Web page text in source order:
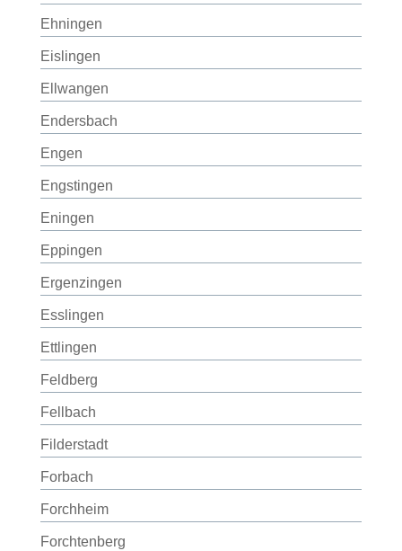
Ehningen
Eislingen
Ellwangen
Endersbach
Engen
Engstingen
Eningen
Eppingen
Ergenzingen
Esslingen
Ettlingen
Feldberg
Fellbach
Filderstadt
Forbach
Forchheim
Forchtenberg